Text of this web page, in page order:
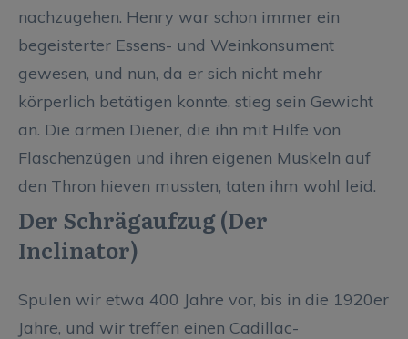
nachzugehen. Henry war schon immer ein
begeisterter Essens- und Weinkonsument
gewesen, und nun, da er sich nicht mehr
körperlich betätigen konnte, stieg sein Gewicht
an. Die armen Diener, die ihn mit Hilfe von
Flaschenzügen und ihren eigenen Muskeln auf
den Thron hieven mussten, taten ihm wohl leid.
Der Schrägaufzug (Der
Inclinator)
Spulen wir etwa 400 Jahre vor, bis in die 1920er
Jahre, und wir treffen einen Cadillac-